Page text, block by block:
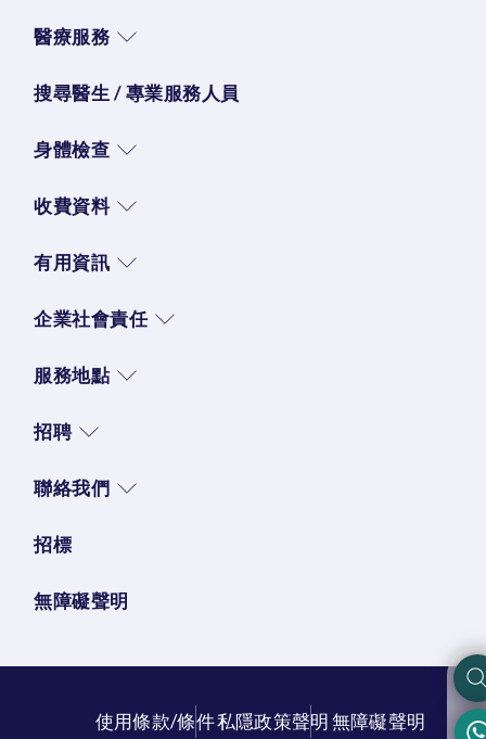
醫療服務
搜尋醫生 / 專業服務人員
身體檢查
收費資料
有用資訊
企業社會責任
服務地點
招聘
聯絡我們
招標
無障礙聲明
使用條款/條件私隱政策聲明無障礙聲明